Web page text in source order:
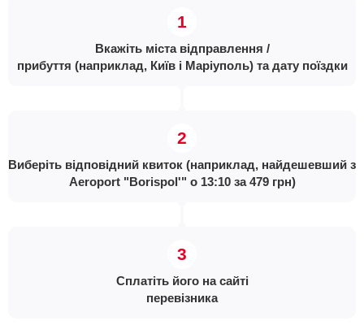
Вкажіть міста відправлення /
прибуття (наприклад, Київ і Маріуполь) та дату поїздки
Виберіть відповідний квиток (наприклад, найдешевший з
Aeroport "Borispol'" о 13:10 за 479 грн)
Сплатіть його на сайті
перевізника